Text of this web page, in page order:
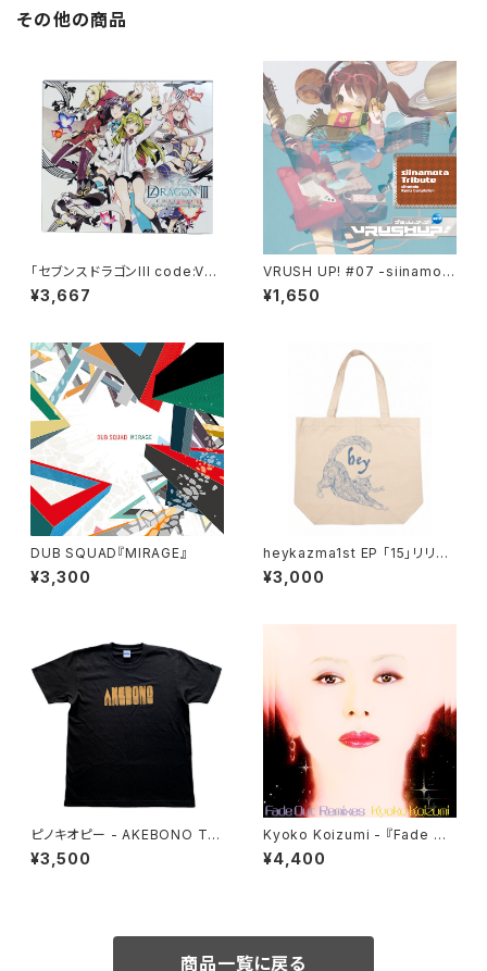
その他の商品
「セブンスドラゴンIII code:VF
D」オリジナル・サウンドトラック
&ソングス
¥3,667
VRUSH UP! #07 -siinamota
Tribute-（再発盤）
¥1,650
DUB SQUAD『MIRAGE』
¥3,300
heykazma1st EP 「15」リリー
ス記念トートバッグ
¥3,000
ピノキオピー - AKEBONO Tシ
ャツ（黒）
¥3,500
Kyoko Koizumi - 『Fade Ou
t Remixes』
¥4,400
商品一覧に戻る